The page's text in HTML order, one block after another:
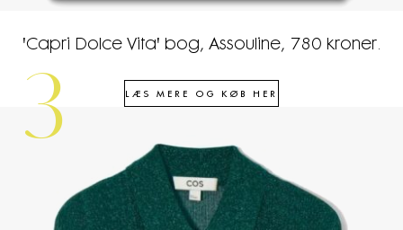
'Capri Dolce Vita' bog, Assouline, 780 kroner.
LÆS MERE OG KØB HER
3